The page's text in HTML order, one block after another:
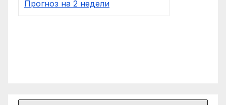
Прогноз на 2 недели